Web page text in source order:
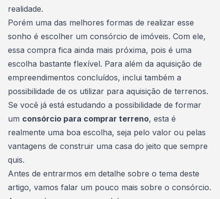
realidade.
Porém uma das melhores formas de realizar esse
sonho é escolher um consórcio de imóveis. Com ele,
essa compra fica ainda mais próxima, pois é uma
escolha bastante flexível. Para além da aquisição de
empreendimentos concluídos, inclui também a
possibilidade de os utilizar para aquisição de terrenos.
Se você já está estudando a possibilidade de formar
um consórcio para comprar terreno, esta é
realmente uma boa escolha, seja pelo valor ou pelas
vantagens de construir uma casa do jeito que sempre
quis.
Antes de entrarmos em detalhe sobre o tema deste
artigo, vamos falar um pouco mais sobre o consórcio.